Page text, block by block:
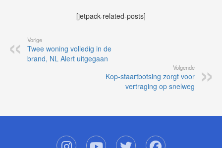
[jetpack-related-posts]
Vorige
Twee woning volledig in de
brand, NL Alert uitgegaan
Volgende
Kop-staartbotsing zorgt voor
vertraging op snelweg